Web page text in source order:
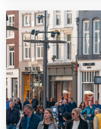
meer
over